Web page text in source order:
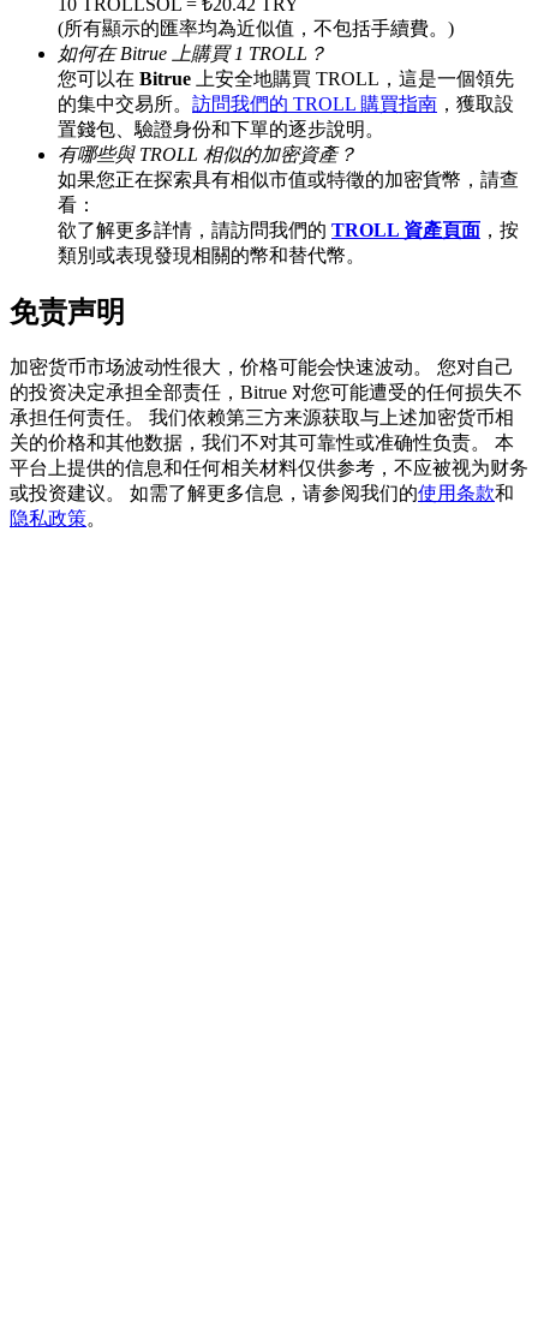
BTC 專享獎勵
充值並交易BTC瓜分 25,000 USDT 獎池！
充值CASHCAT & 赢取
瓜分 500000 CASHCAT 獎池
BitMart 用戶遷移專享
註冊&交易贏 500,000 USDT
(所有顯示的匯率均為近似值，不包括手續費。)
如何在 Bitrue 上購買 1 TROLL？
您可以在 Bitrue 上安全地購買 TROLL，這是一個領先
的集中交易所。 訪問我們的 TROLL 購買指南 ，獲取設
置錢包、驗證身份和下單的逐步說明。
有哪些與 TROLL 相似的加密資產？
如果您正在探索具有相似市值或特徵的加密貨幣，請查
看：
欲了解更多詳情，請訪問我們的 TROLL 資產頁面 ，按
類別或表現發現相關的幣和替代幣。
免责声明
加密货币市场波动性很大，价格可能会快速波动。 您对自己
的投资决定承担全部责任，Bitrue 对您可能遭受的任何损失不
承担任何责任。 我们依赖第三方来源获取与上述加密货币相
关的价格和其他数据，我们不对其可靠性或准确性负责。 本
平台上提供的信息和任何相关材料仅供参考，不应被视为财务
或投资建议。 如需了解更多信息，请参阅我们的使用条款和
隐私政策。